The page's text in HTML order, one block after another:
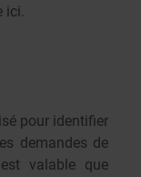
ici.
pour identifier
demandes de
valable que